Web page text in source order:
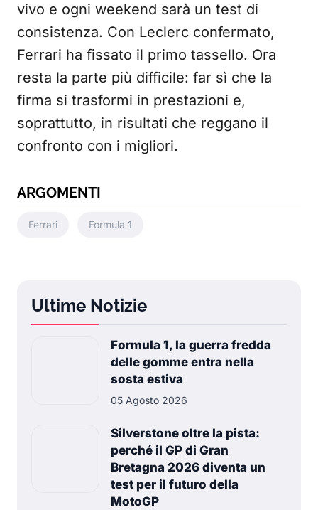
vivo e ogni weekend sarà un test di
consistenza. Con Leclerc confermato,
Ferrari ha fissato il primo tassello. Ora
resta la parte più difficile: far sì che la
firma si trasformi in prestazioni e,
soprattutto, in risultati che reggano il
confronto con i migliori.
ARGOMENTI
Ferrari Formula 1
Ultime Notizie
Formula 1, la guerra fredda
delle gomme entra nella
sosta estiva
05 Agosto 2026
Silverstone oltre la pista:
perché il GP di Gran
Bretagna 2026 diventa un
test per il futuro della
MotoGP